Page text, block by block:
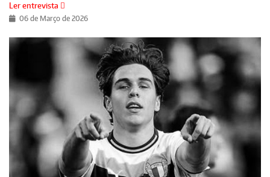
Ler entrevista
06 de Março de 2026